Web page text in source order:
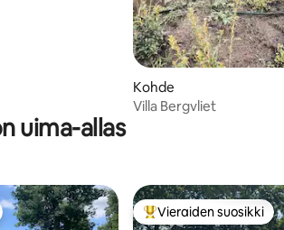
Kohde
Villa Bergvliet
uima-allas
Vieraiden suosikkien
Vieraiden suosikki